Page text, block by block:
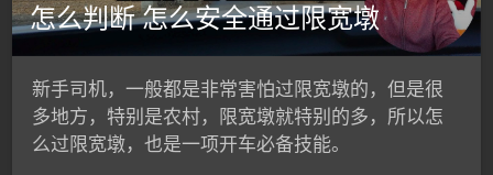
怎么判断 怎么安全通过限宽墩
新手司机，一般都是非常害怕过限宽墩的，但是很
多地方，特别是农村，限宽墩就特别的多，所以怎
么过限宽墩，也是一项开车必备技能。